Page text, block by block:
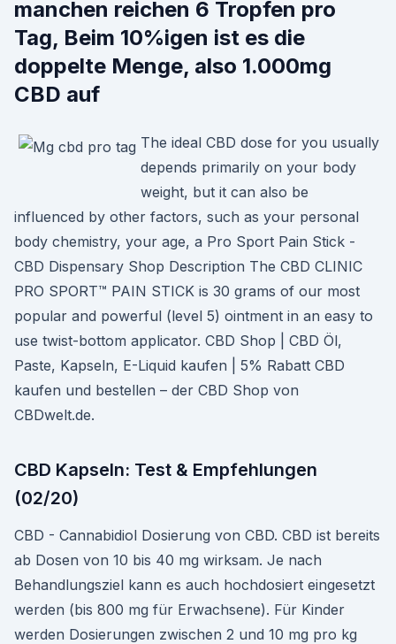
manchen reichen 6 Tropfen pro
Tag, Beim 10%igen ist es die
doppelte Menge, also 1.000mg
CBD auf
The ideal CBD dose for you usually
depends primarily on your body
weight, but it can also be
influenced by other factors, such as your personal
body chemistry, your age, a Pro Sport Pain Stick -
CBD Dispensary Shop Description The CBD CLINIC
PRO SPORT™ PAIN STICK is 30 grams of our most
popular and powerful (level 5) ointment in an easy to
use twist-bottom applicator. CBD Shop | CBD Öl,
Paste, Kapseln, E-Liquid kaufen | 5% Rabatt CBD
kaufen und bestellen – der CBD Shop von
CBDwelt.de.
CBD Kapseln: Test & Empfehlungen
(02/20)
CBD - Cannabidiol Dosierung von CBD. CBD ist bereits
ab Dosen von 10 bis 40 mg wirksam. Je nach
Behandlungsziel kann es auch hochdosiert eingesetzt
werden (bis 800 mg für Erwachsene). Für Kinder
werden Dosierungen zwischen 2 und 10 mg pro kg